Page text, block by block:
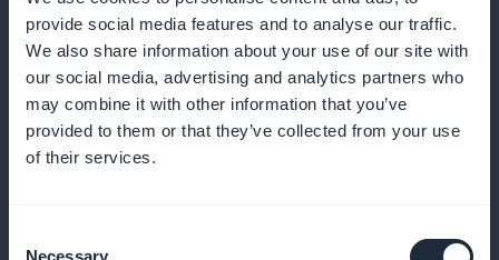
provide social media features and to analyse our traffic.
We also share information about your use of our site with
our social media, advertising and analytics partners who
may combine it with other information that you’ve
provided to them or that they’ve collected from your use
of their services.
Necessary
Analyses détaillées de l'engagement
Optimisez vos stratégies avec des données précises